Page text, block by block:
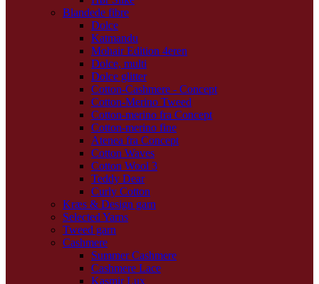
Blandede fibre
Dolce
Katmandu
Mohair Edition 4eren
Dolce, multi
Dolce glitter
Cotton-Cashmere - Concept
Cotton-Merino Tweed
Cotton-merino fra Concept
Cotton-merino fine
Atenea fra Concept
Cotton Waves
Cotton Wool 3
Teddy Dear
Curly Cotton
Kræs & Design garn
Selected Yarns
Tweed garn
Cashmere
Summer Cashmere
Cashmere Lace
Kasmir Lux